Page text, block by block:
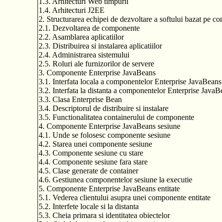
1.4. Arhitecturi J2EE
2. Structurarea echipei de dezvoltare a softului bazat pe
2.1. Dezvoltarea de componente
2.2. Asamblarea aplicatiilor
2.3. Distribuirea si instalarea aplicatiilor
2.4. Administrarea sistemului
2.5. Roluri ale furnizorilor de servere
3. Componente Enterprise JavaBeans
3.1. Interfata locala a componentelor Enterprise JavaBeans
3.2. Interfata la distanta a componentelor Enterprise
3.3. Clasa Enterprise Bean
3.4. Descriptorul de distribuire si instalare
3.5. Functionalitatea containerului de componente
4. Componente Enterprise JavaBeans sesiune
4.1. Unde se folosesc componente sesiune
4.2. Starea unei componente sesiune
4.3. Componente sesiune cu stare
4.4. Componente sesiune fara stare
4.5. Clase generate de container
4.6. Gestiunea componentelor sesiune la executie
5. Componente Enterprise JavaBeans entitate
5.1. Vederea clientului asupra unei componente entitate
5.2. Interfete locale si la distanta
5.3. Cheia primara si identitatea obiectelor